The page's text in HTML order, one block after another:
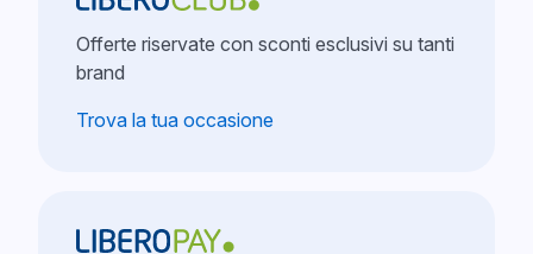
Offerte riservate con sconti esclusivi su tanti
brand
Trova la tua occasione